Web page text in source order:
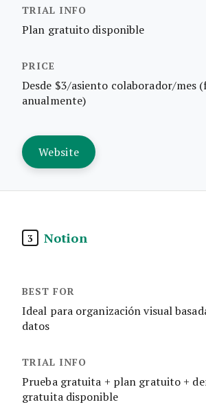
Plan gratuito disponible
Desde $3/asiento colaborador/mes
anualmente)
Website
3 Notion
Ideal para organización visual
datos
Prueba gratuita + plan gratuito +
gratuita disponible